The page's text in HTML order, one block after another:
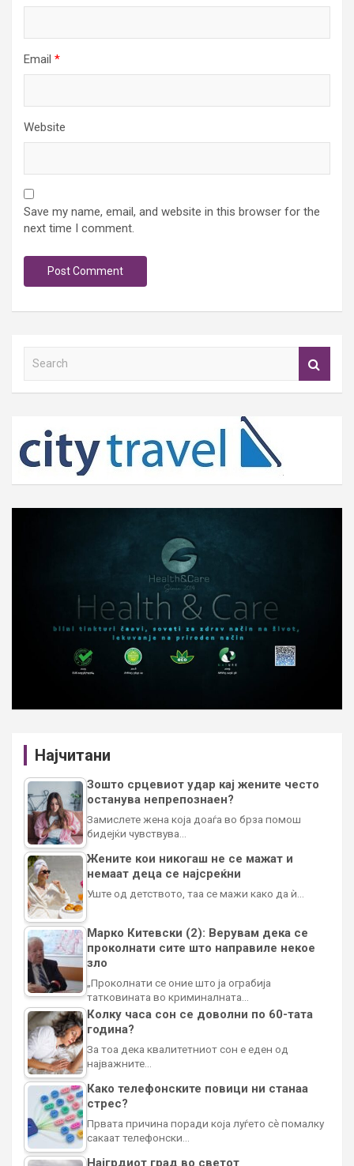
Email *
Website
Save my name, email, and website in this browser for the
next time I comment.
h
Најчитани
Зошто срцевиот удар кај жените често
останува непрепознаен?
Замислете жена која доаѓа во брза помош
бидејќи чувствува…
Жените кои никогаш не се мажат и
немаат деца се најсреќни
Уште од детството, таа се мажи како да ѝ…
Марко Китевски (2): Верувам дека се
проколнати сите што направиле некое
зло
„Проколнати се оние што ја ограбија
татковината во криминалната…
Колку часа сон се доволни по 60-тата
година?
За тоа дека квалитетниот сон е еден од
најважните…
Како телефонските повици ни станаа
стрес?
Првата причина поради која луѓето сè помалку
сакаат телефонски…